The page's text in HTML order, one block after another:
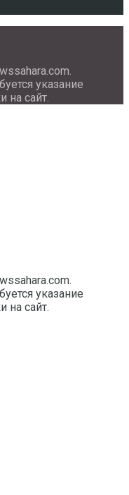
указание
на сайт.
указание
на сайт.